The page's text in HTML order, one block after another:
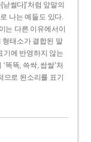
낟썰다]’처럼 앞말의
나는 예들도 있다.
는 다른 이유에서이
형태소가 결합된 말
기에 반영하지 않는
똑똑, 쓱싹, 쌉쌀’처
로 된소리를 표기